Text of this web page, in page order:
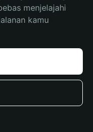
menjelajahi
kamu